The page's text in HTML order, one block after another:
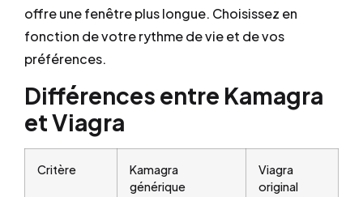
offre une fenêtre plus longue. Choisissez en
fonction de votre rythme de vie et de vos
préférences.
Différences entre Kamagra
et Viagra
Critère
Kamagra
générique
Viagra
original